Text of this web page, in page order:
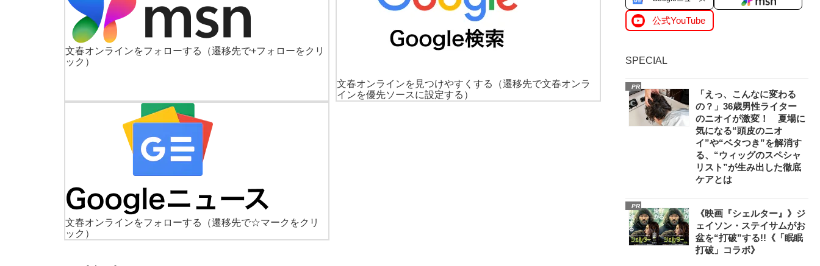
文春オンラインをフォローする
（遷移先で+フォローをクリ
ック）
文春オンラインを見つけやすくする
（遷移先で文春オンラ
インを優先ソースに設定する）
文春オンラインをフォローする
（遷移先で☆マークをクリ
ック）
公式YouTube
SPECIAL
PR
「えっ、こんなに変わる
の？」36歳男性ライター
のニオイが激変！ 夏場に
気になる“頭皮のニオ
イ”や“ベタつき”を解消す
る、“ウィッグのスペシャ
リスト”が生み出した徹底
ケアとは
PR
《映画『シェルター』》ジ
ェイソン・ステイサムがお
盆を“打破”する!!《「眠眠
打破」コラボ》